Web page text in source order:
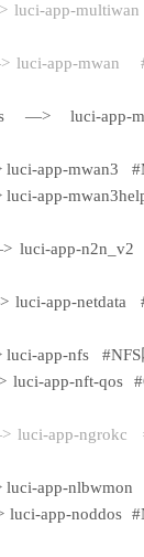
luci-app-
luci-app-mwan
luci-app-
app-mwan3
app-
luci-app-
app-netdata
app-nfs #NFS
app-nft-qos
luci-app-ngrokc
app-nlbwmon
app-noddos